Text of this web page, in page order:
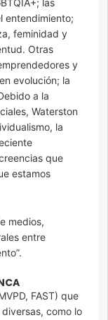
las
entendimiento;
feminidad y
Otras
y
evolución; la
a la
Waterston
la
que
estamos
medios,
entre
FAST) que
como lo